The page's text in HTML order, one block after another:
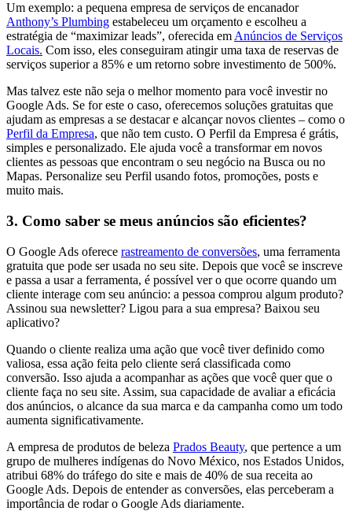
Um exemplo: a pequena empresa de serviços de encanador
Anthony’s Plumbing estabeleceu um orçamento e escolheu a
estratégia de “maximizar leads”, oferecida em Anúncios de Serviços
Locais. Com isso, eles conseguiram atingir uma taxa de reservas de
serviços superior a 85% e um retorno sobre investimento de 500%.
Mas talvez este não seja o melhor momento para você investir no
Google Ads. Se for este o caso, oferecemos soluções gratuitas que
ajudam as empresas a se destacar e alcançar novos clientes – como o
Perfil da Empresa, que não tem custo. O Perfil da Empresa é grátis,
simples e personalizado. Ele ajuda você a transformar em novos
clientes as pessoas que encontram o seu negócio na Busca ou no
Mapas. Personalize seu Perfil usando fotos, promoções, posts e
muito mais.
3. Como saber se meus anúncios são eficientes?
O Google Ads oferece rastreamento de conversões, uma ferramenta
gratuita que pode ser usada no seu site. Depois que você se inscreve
e passa a usar a ferramenta, é possível ver o que ocorre quando um
cliente interage com seu anúncio: a pessoa comprou algum produto?
Assinou sua newsletter? Ligou para a sua empresa? Baixou seu
aplicativo?
Quando o cliente realiza uma ação que você tiver definido como
valiosa, essa ação feita pelo cliente será classificada como
conversão. Isso ajuda a acompanhar as ações que você quer que o
cliente faça no seu site. Assim, sua capacidade de avaliar a eficácia
dos anúncios, o alcance da sua marca e da campanha como um todo
aumenta significativamente.
A empresa de produtos de beleza Prados Beauty, que pertence a um
grupo de mulheres indígenas do Novo México, nos Estados Unidos,
atribui 68% do tráfego do site e mais de 40% de sua receita ao
Google Ads. Depois de entender as conversões, elas perceberam a
importância de rodar o Google Ads diariamente.